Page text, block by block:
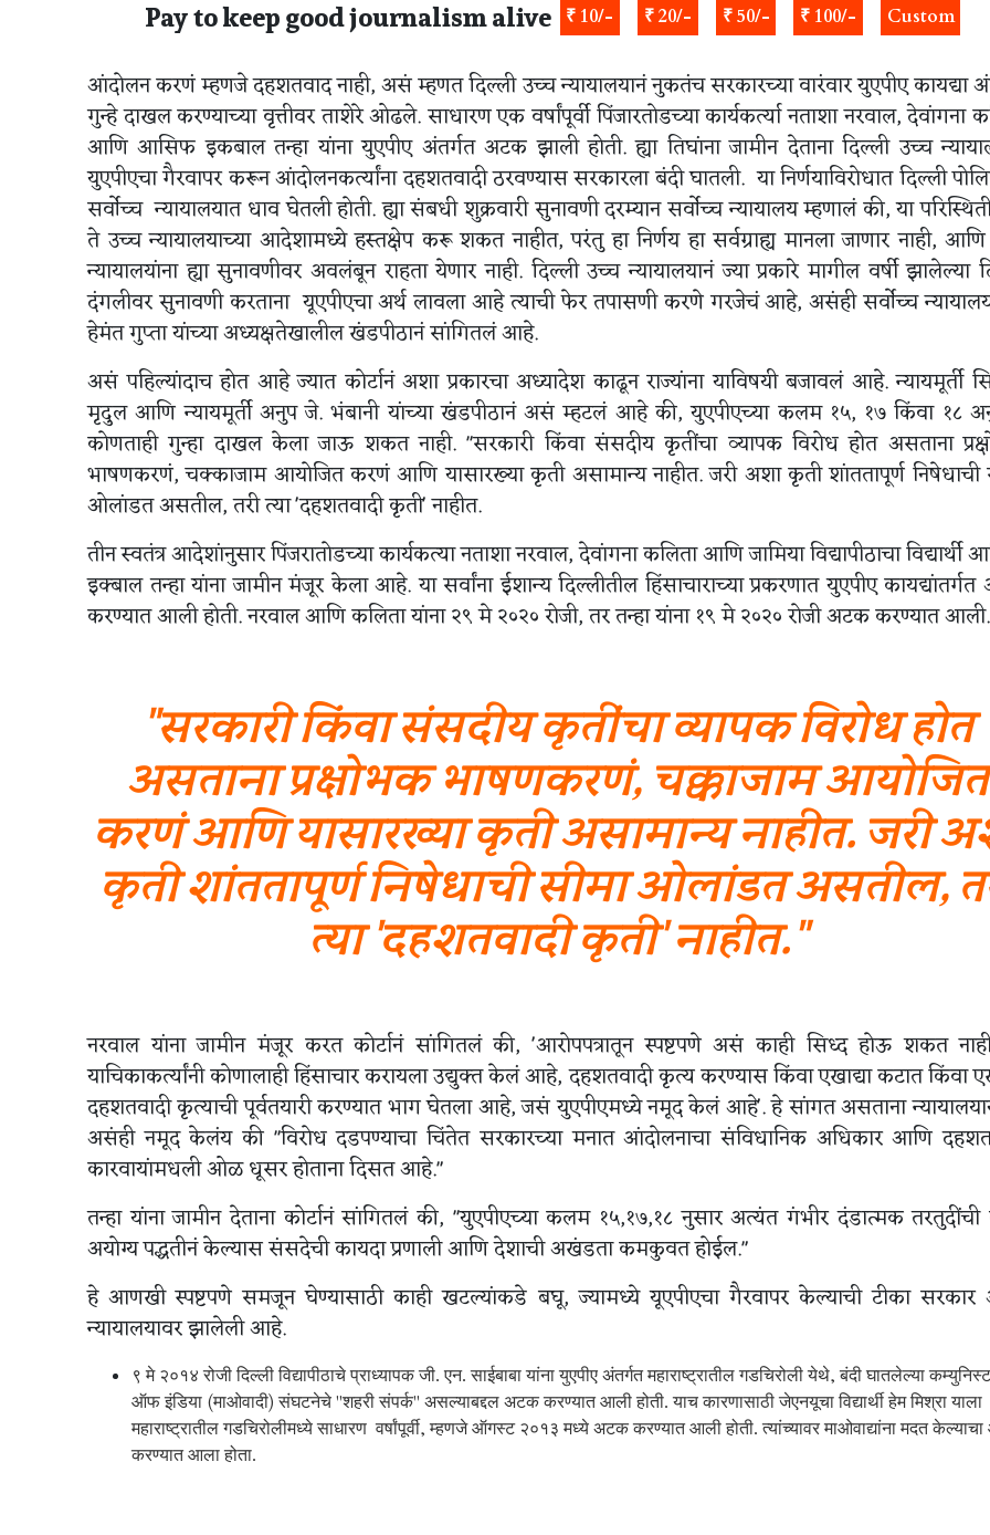
Pay to keep good journalism alive ₹ 10/- ₹ 20/- ₹ 50/- ₹ 100/- Custom
आंदोलन करणं म्हणजे दहशतवाद नाही, असं म्हणत दिल्ली उच्च न्यायालयानं नुकतंच सरकारच्या वारंवार युएपीए कायद्या
गुन्हे दाखल करण्याच्या वृत्तीवर ताशेरे ओढले. साधारण एक वर्षांपूर्वी पिंजारतोडच्या कार्यकर्त्या नताशा नरवाल, देवांगना
आणि आसिफ इकबाल तन्हा यांना युएपीए अंतर्गत अटक झाली होती. ह्या तिघांना जामीन देताना दिल्ली उच्च
युएपीएचा गैरवापर करून आंदोलनकर्त्यांना दहशतवादी ठरवण्यास सरकारला बंदी घातली. या निर्णयाविरोधात दिल्ली
सर्वोच्च न्यायालयात धाव घेतली होती. ह्या संबधी शुक्रवारी सुनावणी दरम्यान सर्वोच्च न्यायालय म्हणालं की, या
ते उच्च न्यायालयाच्या आदेशामध्ये हस्तक्षेप करू शकत नाहीत, परंतु हा निर्णय हा सर्वग्राह्य मानला जाणार नाही,
न्यायालयांना ह्या सुनावणीवर अवलंबून राहता येणार नाही. दिल्ली उच्च न्यायालयानं ज्या प्रकारे मागील वर्षी झालेल्या
दंगलीवर सुनावणी करताना यूएपीएचा अर्थ लावला आहे त्याची फेर तपासणी करणे गरजेचं आहे, असंही सर्वोच्च
हेमंत गुप्ता यांच्या अध्यक्षतेखालील खंडपीठानं सांगितलं आहे.
असं पहिल्यांदाच होत आहे ज्यात कोर्टानं अशा प्रकारचा अध्यादेश काढून राज्यांना याविषयी बजावलं आहे. न्यायमूर्ती
मृदुल आणि न्यायमूर्ती अनुप जे. भंबानी यांच्या खंडपीठानं असं म्हटलं आहे की, युएपीएच्या कलम १५, १७ किंवा १८
कोणताही गुन्हा दाखल केला जाऊ शकत नाही. "सरकारी किंवा संसदीय कृतींचा व्यापक विरोध होत असताना
भाषणकरणं, चक्काजाम आयोजित करणं आणि यासारख्या कृती असामान्य नाहीत. जरी अशा कृती शांततापूर्ण निषेधाची
ओलांडत असतील, तरी त्या 'दहशतवादी कृती' नाहीत.
तीन स्वतंत्र आदेशांनुसार पिंजरातोडच्या कार्यकत्या नताशा नरवाल, देवांगना कलिता आणि जामिया विद्यापीठाचा विद्यार्थी
इक्बाल तन्हा यांना जामीन मंजूर केला आहे. या सर्वांना ईशान्य दिल्लीतील हिंसाचाराच्या प्रकरणात युएपीए
करण्यात आली होती. नरवाल आणि कलिता यांना २९ मे २०२० रोजी, तर तन्हा यांना १९ मे २०२० रोजी अटक करण्यात आली.
"सरकारी किंवा संसदीय कृतींचा व्यापक विरोध होत
असताना प्रक्षोभक भाषणकरणं, चक्काजाम आयोजित
करणं आणि यासारख्या कृती असामान्य नाहीत. जरी
कृती शांततापूर्ण निषेधाची सीमा ओलांडत असतील,
त्या 'दहशतवादी कृती' नाहीत."
नरवाल यांना जामीन मंजूर करत कोर्टानं सांगितलं की, 'आरोपपत्रातून स्पष्टपणे असं काही सिध्द होऊ शकत
याचिकाकर्त्यांनी कोणालाही हिंसाचार करायला उद्युक्त केलं आहे, दहशतवादी कृत्य करण्यास किंवा एखाद्या कटात किंवा
दहशतवादी कृत्याची पूर्वतयारी करण्यात भाग घेतला आहे, जसं युएपीएमध्ये नमूद केलं आहे'. हे सांगत असताना
असंही नमूद केलंय की "विरोध दडपण्याचा चिंतेत सरकारच्या मनात आंदोलनाचा संविधानिक अधिकार आणि
कारवायांमधली ओळ धूसर होताना दिसत आहे."
तन्हा यांना जामीन देताना कोर्टानं सांगितलं की, "युएपीएच्या कलम १५,१७,१८ नुसार अत्यंत गंभीर दंडात्मक तरतुदींची
अयोग्य पद्धतीनं केल्यास संसदेची कायदा प्रणाली आणि देशाची अखंडता कमकुवत होईल."
हे आणखी स्पष्टपणे समजून घेण्यासाठी काही खटल्यांकडे बघू, ज्यामध्ये यूएपीएचा गैरवापर केल्याची टीका
न्यायालयावर झालेली आहे.
९ मे २०१४ रोजी दिल्ली विद्यापीठाचे प्राध्यापक जी. एन. साईबाबा यांना युएपीए अंतर्गत महाराष्ट्रातील गडचिरोली येथे, बंदी घातलेल्या कम्युनिस्ट
ऑफ इंडिया (माओवादी) संघटनेचे "शहरी संपर्क" असल्याबद्दल अटक करण्यात आली होती. याच कारणासाठी जेएनयूचा विद्यार्थी हेम मिश्रा याला
महाराष्ट्रातील गडचिरोलीमध्ये साधारण वर्षांपूर्वी, म्हणजे ऑगस्ट २०१३ मध्ये अटक करण्यात आली होती. त्यांच्यावर माओवाद्यांना मदत
करण्यात आला होता.